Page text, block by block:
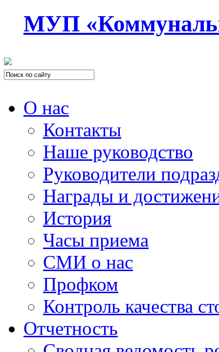
МУП
О нас
Контакты
Наше руководство
Руководители
Награды и
История
Часы приема
СМИ о нас
Профком
Контроль качества
Отчетность